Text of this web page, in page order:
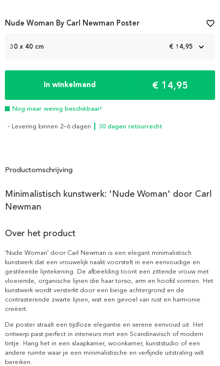
30 x 40 cm € 14,95
In winkelmand € 14,95
Nog maar weinig beschikbaar!
- Levering binnen 2–6 dagen ┃ 30 dagen retourrecht
Nude Woman By Carl Newman Poster favorite_border
Productomschrijving
Minimalistisch kunstwerk: 'Nude Woman' door Carl
Newman
Over het product
'Nude Woman' door Carl Newman is een elegant minimalistisch
kunstwerk dat een vrouwelijk naakt voorstelt in een eenvoudige en
gestileerde lijntekening. De afbeelding toont een zittende vrouw met
vloeiende, organische lijnen die haar torso, arm en hoofd vormen. Het
kunstwerk wordt versterkt door een beige achtergrond en de
contrasterende zwarte lijnen, wat een gevoel van rust en harmonie
creëert.
De poster straalt een tijdloze elegantie en serene eenvoud uit. Het
ontwerp past perfect in interieurs met een Scandinavisch of modern
tintje. Hang het in een slaapkamer, woonkamer, kunststudio of een
andere ruimte waar je een minimalistische en verfijnde uitstraling wilt
bereiken.